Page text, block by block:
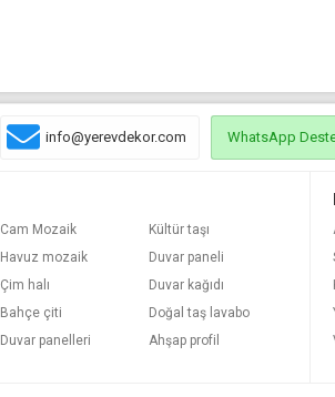
info@yerevdekor.com WhatsApp
Cam Mozaik
Havuz mozaik
Çim halı
Bahçe çiti
Duvar panelleri
Kültür taşı
Duvar paneli
Duvar kağıdı
Doğal taş lavabo
Ahşap profil